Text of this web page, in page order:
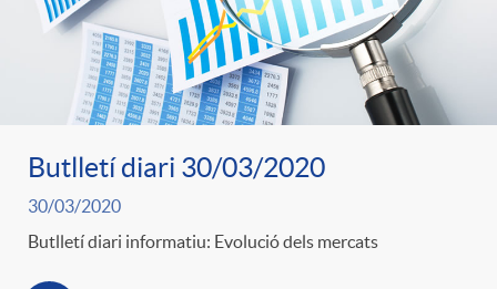
Butlletí diari 30/03/2020
30/03/2020
Butlletí diari informatiu: Evolució dels mercats